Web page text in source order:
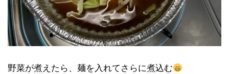
野菜が煮えたら、麺を入れてさらに煮込む